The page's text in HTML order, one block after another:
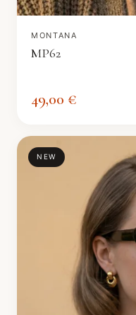
MONTANA
MP62
49,00 €
NEW